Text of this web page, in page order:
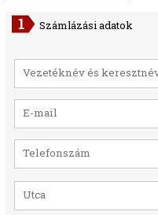
Számlázási adatok